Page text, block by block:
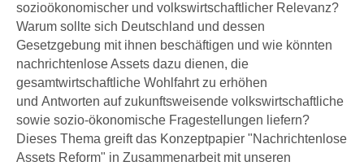
sozioökonomischer und volkswirtschaftlicher Relevanz?
Warum sollte sich Deutschland und dessen
Gesetzgebung mit ihnen beschäftigen und wie könnten
nachrichtenlose Assets dazu dienen, die
gesamtwirtschaftliche Wohlfahrt zu erhöhen
und Antworten auf zukunftsweisende volkswirtschaftliche
sowie sozio-ökonomische Fragestellungen liefern?
Dieses Thema greift das Konzeptpapier "Nachrichtenlose
Assets Reform" in Zusammenarbeit mit unseren